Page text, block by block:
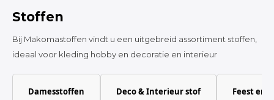
Stoffen
Bij Makomastoffen vindt u een uitgebreid assortiment stoffen,
ideaal voor kleding hobby en decoratie en interieur
Damesstoffen Deco & Interieur stof Feest en